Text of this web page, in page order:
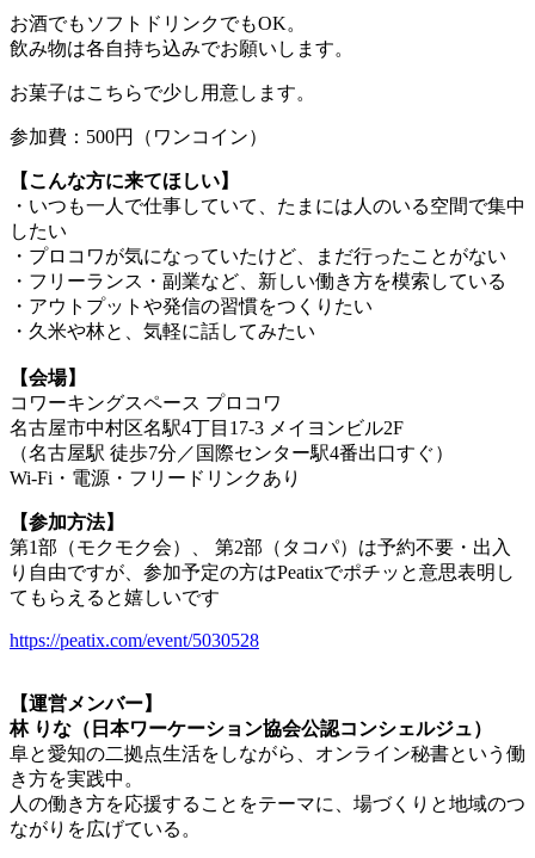
お酒でもソフトドリンクでもOK。
飲み物は各自持ち込みでお願いします。
お菓子はこちらで少し用意します。
参加費：500円（ワンコイン）
【こんな方に来てほしい】
・いつも一人で仕事していて、たまには人のいる空間で集中
したい
・プロコワが気になっていたけど、まだ行ったことがない
・フリーランス・副業など、新しい働き方を模索している
・アウトプットや発信の習慣をつくりたい
・久米や林と、気軽に話してみたい
【会場】
コワーキングスペース プロコワ
名古屋市中村区名駅4丁目17-3 メイヨンビル2F
（名古屋駅 徒歩7分／国際センター駅4番出口すぐ）
Wi-Fi・電源・フリードリンクあり
【参加方法】
第1部（モクモク会）、 第2部（タコパ）は予約不要・出入
り自由ですが、参加予定の方はPeatixでポチッと意思表明し
てもらえると嬉しいです
https://peatix.com/event/5030528
【運営メンバー】
林 りな（日本ワーケーション協会公認コンシェルジュ）
阜と愛知の二拠点生活をしながら、オンライン秘書という働
き方を実践中。
人の働き方を応援することをテーマに、場づくりと地域のつ
ながりを広げている。